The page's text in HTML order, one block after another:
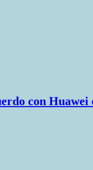
con Huawei